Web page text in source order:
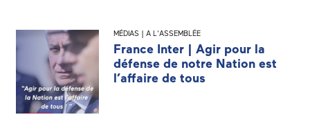
MÉDIAS | A L'ASSEMBLÉE
France Inter | Agir pour la
défense de notre Nation est
l’affaire de tous